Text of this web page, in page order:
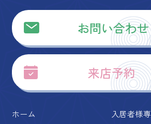
お問い合わせ
来店予約
ホーム
入居者様